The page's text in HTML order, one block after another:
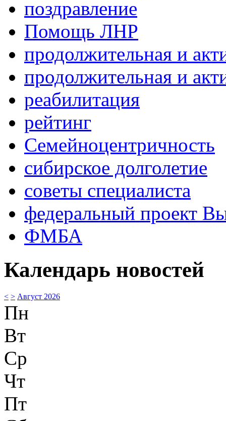
поздравление
Помощь ЛНР
продолжительная и
продолжительная и
реабилитация
рейтинг
Семейноцентричность
сибирское долголетие
советы специалиста
федеральный проект
ФМБА
Календарь новостей
< > Август 2026
Пн
Вт
Ср
Чт
Пт